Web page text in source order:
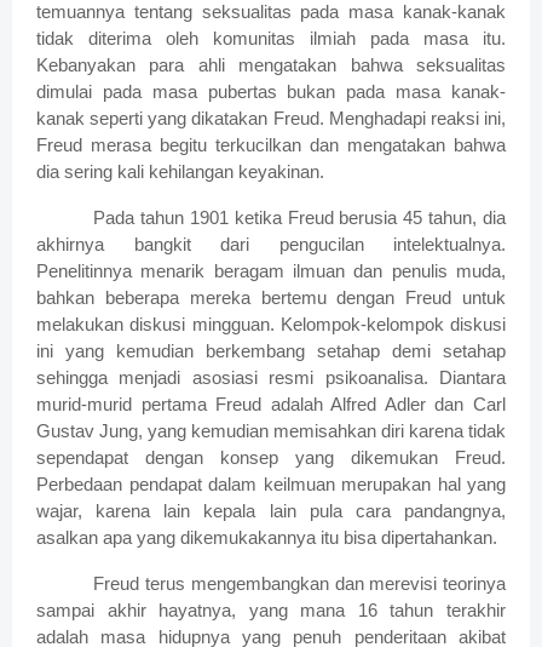
temuannya tentang seksualitas pada masa kanak-kanak
tidak diterima oleh komunitas ilmiah pada masa itu.
Kebanyakan para ahli mengatakan bahwa seksualitas
dimulai pada masa pubertas bukan pada masa kanak-
kanak seperti yang dikatakan Freud. Menghadapi reaksi ini,
Freud merasa begitu terkucilkan dan mengatakan bahwa
dia sering kali kehilangan keyakinan.
Pada tahun 1901 ketika Freud berusia 45 tahun, dia
akhirnya bangkit dari pengucilan intelektualnya.
Penelitinnya menarik beragam ilmuan dan penulis muda,
bahkan beberapa mereka bertemu dengan Freud untuk
melakukan diskusi mingguan. Kelompok-kelompok diskusi
ini yang kemudian berkembang setahap demi setahap
sehingga menjadi asosiasi resmi psikoanalisa. Diantara
murid-murid pertama Freud adalah Alfred Adler dan Carl
Gustav Jung, yang kemudian memisahkan diri karena tidak
sependapat dengan konsep yang dikemukan Freud.
Perbedaan pendapat dalam keilmuan merupakan hal yang
wajar, karena lain kepala lain pula cara pandangnya,
asalkan apa yang dikemukakannya itu bisa dipertahankan.
Freud terus mengembangkan dan merevisi teorinya
sampai akhir hayatnya, yang mana 16 tahun terakhir
adalah masa hidupnya yang penuh penderitaan akibat